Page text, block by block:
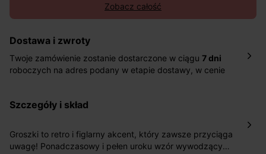
Zobacz całość
Dostawa i zwroty
Twoje zamówienie zostanie dostarczone w ciągu 7 dni
roboczych na adres podany w etapie dostawy, w cenie
pośrednictwem DHL Express.
roboczych do wybranego przez Ciebie paczkomatu , a
koszt przesyłki wynosi 9,40 zł.
szczegóły i skład
Groszki to retro i figlarny akcent, który zawsze przyciąga
uwagę! Ponadczasowy i pełen uroku wzór wywodzący